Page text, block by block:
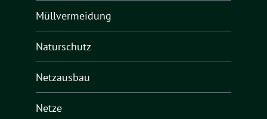
Müllvermeidung
Naturschutz
Netzausbau
Netze